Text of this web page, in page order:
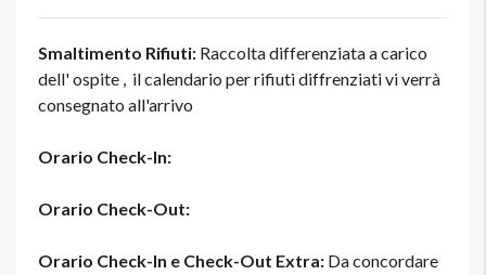
Smaltimento Rifiuti: Raccolta differenziata a carico
dell' ospite , il calendario per rifiuti diffrenziati vi verrà
consegnato all'arrivo
Orario Check-In:
Orario Check-Out:
Orario Check-In e Check-Out Extra: Da concordare